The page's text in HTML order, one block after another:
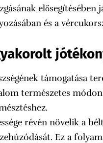
és a
támogatása
természetes
révén növelik a
Ez a